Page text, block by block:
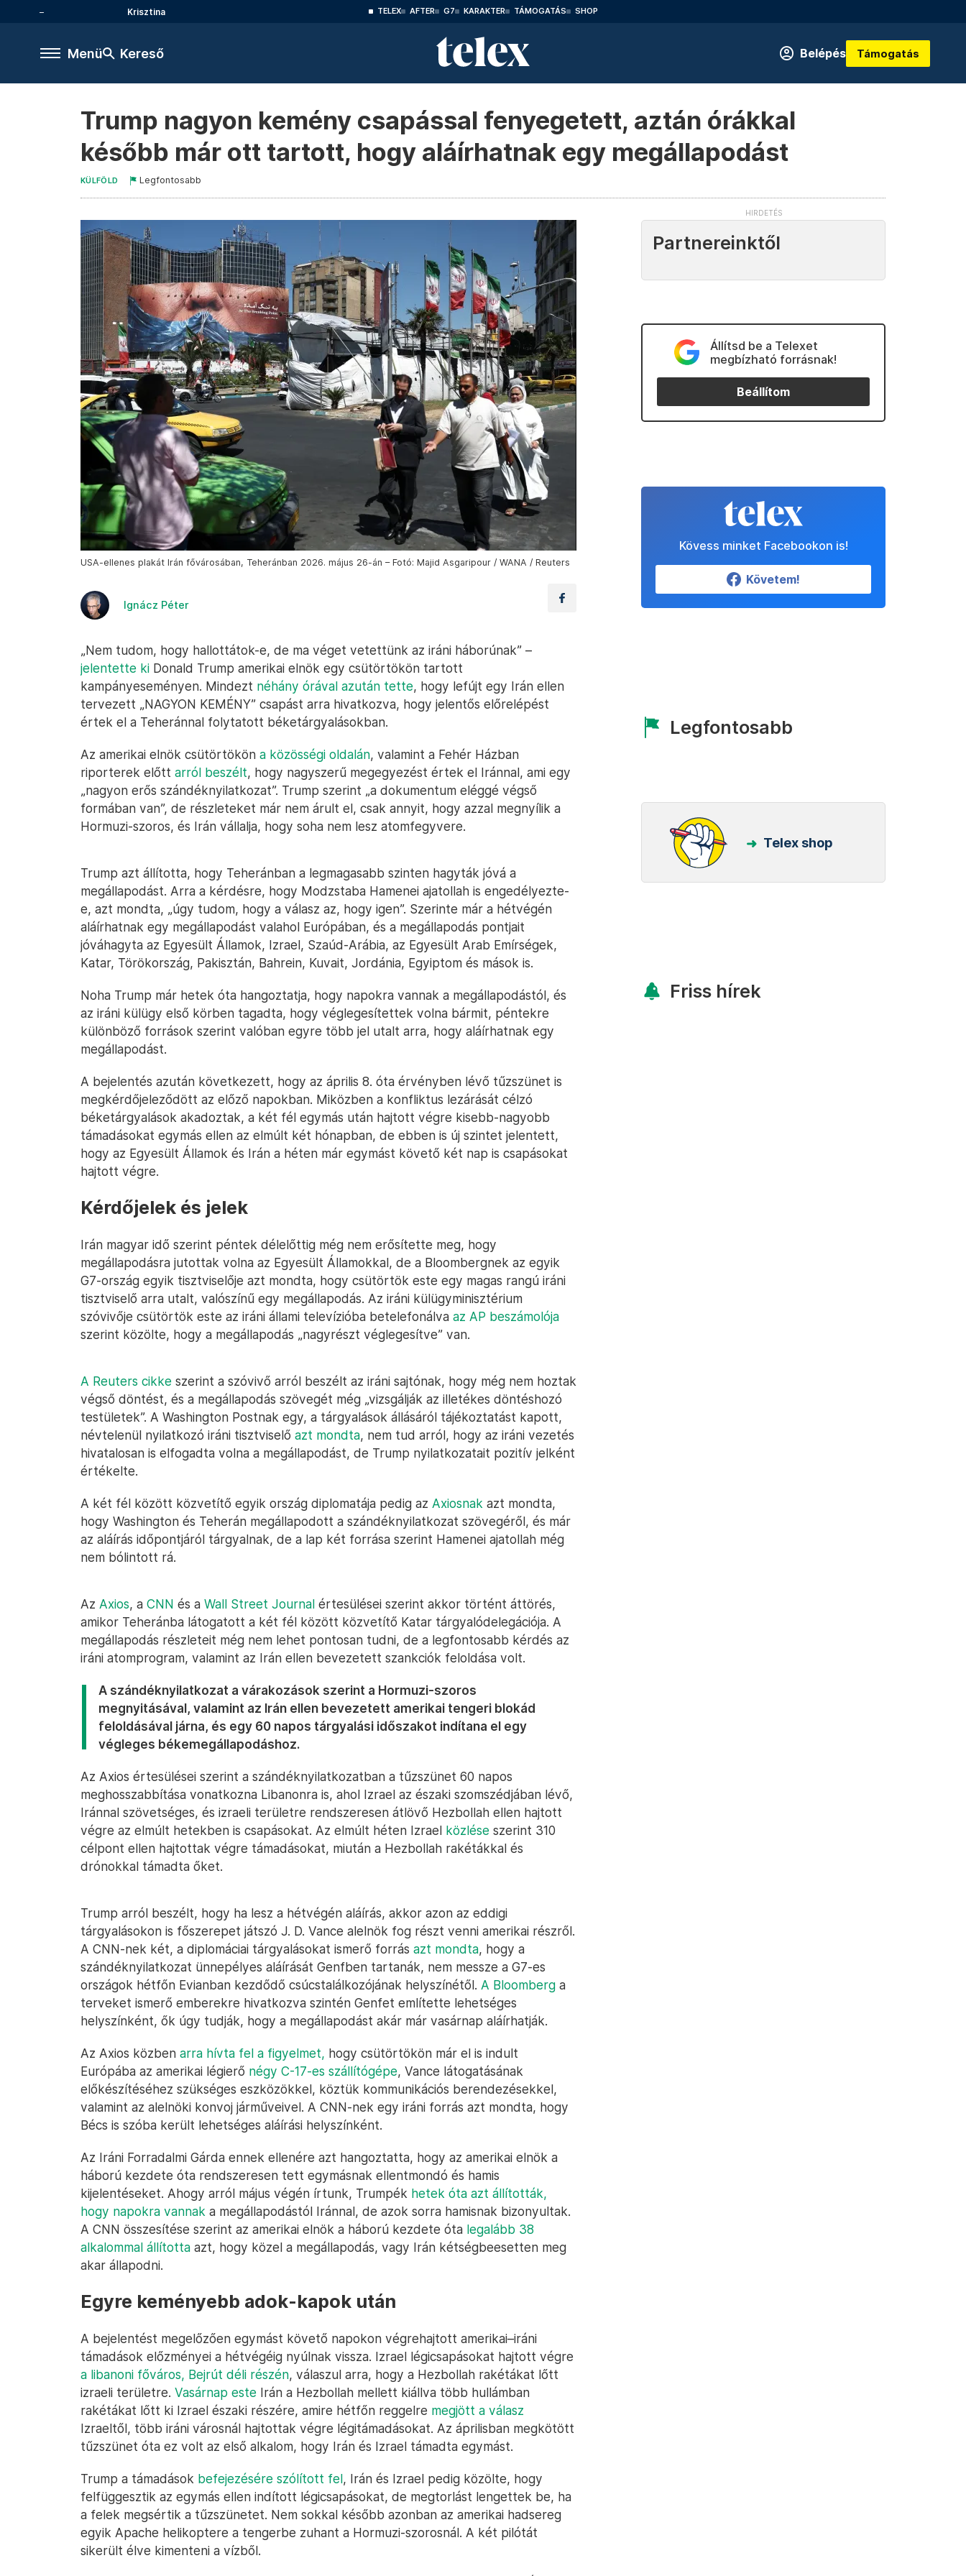
Krisztina TELEX AFTER G7 KARAKTER TÁMOGATÁS SHOP
Menü Kereső Belépés Támogatás
Trump nagyon kemény csapással fenyegetett, aztán órákkal
később már ott tartott, hogy aláírhatnak egy megállapodást
KÜLFÖLD Legfontosabb
USA-ellenes plakát Irán fővárosában, Teheránban 2026. május 26-án – Fotó: Majid Asgaripour / WANA / Reuters
Ignácz Péter
„Nem tudom, hogy hallottátok-e, de ma véget vetettünk az iráni háborúnak” –
jelentette ki Donald Trump amerikai elnök egy csütörtökön tartott
kampányeseményen. Mindezt néhány órával azután tette, hogy lefújt egy Irán ellen
tervezett „NAGYON KEMÉNY” csapást arra hivatkozva, hogy jelentős előrelépést
értek el a Teheránnal folytatott béketárgyalásokban.
Az amerikai elnök csütörtökön a közösségi oldalán, valamint a Fehér Házban
riporterek előtt arról beszélt, hogy nagyszerű megegyezést értek el Iránnal, ami egy
„nagyon erős szándéknyilatkozat”. Trump szerint „a dokumentum eléggé végső
formában van”, de részleteket már nem árult el, csak annyit, hogy azzal megnyílik a
Hormuzi-szoros, és Irán vállalja, hogy soha nem lesz atomfegyvere.
Trump azt állította, hogy Teheránban a legmagasabb szinten hagyták jóvá a
megállapodást. Arra a kérdésre, hogy Modzstaba Hamenei ajatollah is engedélyezte-
e, azt mondta, „úgy tudom, hogy a válasz az, hogy igen”. Szerinte már a hétvégén
aláírhatnak egy megállapodást valahol Európában, és a megállapodás pontjait
jóváhagyta az Egyesült Államok, Izrael, Szaúd-Arábia, az Egyesült Arab Emírségek,
Katar, Törökország, Pakisztán, Bahrein, Kuvait, Jordánia, Egyiptom és mások is.
Noha Trump már hetek óta hangoztatja, hogy napokra vannak a megállapodástól, és
az iráni külügy első körben tagadta, hogy véglegesítettek volna bármit, péntekre
különböző források szerint valóban egyre több jel utalt arra, hogy aláírhatnak egy
megállapodást.
A bejelentés azután következett, hogy az április 8. óta érvényben lévő tűzszünet is
megkérdőjeleződött az előző napokban. Miközben a konfliktus lezárását célzó
béketárgyalások akadoztak, a két fél egymás után hajtott végre kisebb-nagyobb
támadásokat egymás ellen az elmúlt két hónapban, de ebben is új szintet jelentett,
hogy az Egyesült Államok és Irán a héten már egymást követő két nap is csapásokat
hajtott végre.
Kérdőjelek és jelek
Irán magyar idő szerint péntek délelőttig még nem erősítette meg, hogy
megállapodásra jutottak volna az Egyesült Államokkal, de a Bloombergnek az egyik
G7-ország egyik tisztviselője azt mondta, hogy csütörtök este egy magas rangú iráni
tisztviselő arra utalt, valószínű egy megállapodás. Az iráni külügyminisztérium
szóvivője csütörtök este az iráni állami televízióba betelefonálva az AP beszámolója
szerint közölte, hogy a megállapodás „nagyrészt véglegesítve” van.
A Reuters cikke szerint a szóvivő arról beszélt az iráni sajtónak, hogy még nem hoztak
végső döntést, és a megállapodás szövegét még „vizsgálják az illetékes döntéshozó
testületek”. A Washington Postnak egy, a tárgyalások állásáról tájékoztatást kapott,
névtelenül nyilatkozó iráni tisztviselő azt mondta, nem tud arról, hogy az iráni vezetés
hivatalosan is elfogadta volna a megállapodást, de Trump nyilatkozatait pozitív jelként
értékelte.
A két fél között közvetítő egyik ország diplomatája pedig az Axiosnak azt mondta,
hogy Washington és Teherán megállapodott a szándéknyilatkozat szövegéről, és már
az aláírás időpontjáról tárgyalnak, de a lap két forrása szerint Hamenei ajatollah még
nem bólintott rá.
Az Axios, a CNN és a Wall Street Journal értesülései szerint akkor történt áttörés,
amikor Teheránba látogatott a két fél között közvetítő Katar tárgyalódelegációja. A
megállapodás részleteit még nem lehet pontosan tudni, de a legfontosabb kérdés az
iráni atomprogram, valamint az Irán ellen bevezetett szankciók feloldása volt.
A szándéknyilatkozat a várakozások szerint a Hormuzi-szoros
megnyitásával, valamint az Irán ellen bevezetett amerikai tengeri blokád
feloldásával járna, és egy 60 napos tárgyalási időszakot indítana el egy
végleges békemegállapodáshoz.
Az Axios értesülései szerint a szándéknyilatkozatban a tűzszünet 60 napos
meghosszabbítása vonatkozna Libanonra is, ahol Izrael az északi szomszédjában lévő,
Iránnal szövetséges, és izraeli területre rendszeresen átlövő Hezbollah ellen hajtott
végre az elmúlt hetekben is csapásokat. Az elmúlt héten Izrael közlése szerint 310
célpont ellen hajtottak végre támadásokat, miután a Hezbollah rakétákkal és
drónokkal támadta őket.
Trump arról beszélt, hogy ha lesz a hétvégén aláírás, akkor azon az eddigi
tárgyalásokon is főszerepet játszó J. D. Vance alelnök fog részt venni amerikai részről.
A CNN-nek két, a diplomáciai tárgyalásokat ismerő forrás azt mondta, hogy a
szándéknyilatkozat ünnepélyes aláírását Genfben tartanák, nem messze a G7-es
országok hétfőn Evianban kezdődő csúcstalálkozójának helyszínétől. A Bloomberg a
terveket ismerő emberekre hivatkozva szintén Genfet említette lehetséges
helyszínként, ők úgy tudják, hogy a megállapodást akár már vasárnap aláírhatják.
Az Axios közben arra hívta fel a figyelmet, hogy csütörtökön már el is indult
Európába az amerikai légierő négy C-17-es szállítógépe, Vance látogatásának
előkészítéséhez szükséges eszközökkel, köztük kommunikációs berendezésekkel,
valamint az alelnöki konvoj járműveivel. A CNN-nek egy iráni forrás azt mondta, hogy
Bécs is szóba került lehetséges aláírási helyszínként.
Az Iráni Forradalmi Gárda ennek ellenére azt hangoztatta, hogy az amerikai elnök a
háború kezdete óta rendszeresen tett egymásnak ellentmondó és hamis
kijelentéseket. Ahogy arról május végén írtunk, Trumpék hetek óta azt állították,
hogy napokra vannak a megállapodástól Iránnal, de azok sorra hamisnak bizonyultak.
A CNN összesítése szerint az amerikai elnök a háború kezdete óta legalább 38
alkalommal állította azt, hogy közel a megállapodás, vagy Irán kétségbeesetten meg
akar állapodni.
Egyre keményebb adok-kapok után
A bejelentést megelőzően egymást követő napokon végrehajtott amerikai–iráni
támadások előzményei a hétvégéig nyúlnak vissza. Izrael légicsapásokat hajtott végre
a libanoni főváros, Bejrút déli részén, válaszul arra, hogy a Hezbollah rakétákat lőtt
izraeli területre. Vasárnap este Irán a Hezbollah mellett kiállva több hullámban
rakétákat lőtt ki Izrael északi részére, amire hétfőn reggelre megjött a válasz
Izraeltől, több iráni városnál hajtottak végre légitámadásokat. Az áprilisban megkötött
tűzszünet óta ez volt az első alkalom, hogy Irán és Izrael támadta egymást.
Trump a támadások befejezésére szólított fel, Irán és Izrael pedig közölte, hogy
felfüggesztik az egymás ellen indított légicsapásokat, de megtorlást lengettek be, ha
a felek megsértik a tűzszünetet. Nem sokkal később azonban az amerikai hadsereg
egyik Apache helikoptere a tengerbe zuhant a Hormuzi-szorosnál. A két pilótát
sikerült élve kimenteni a vízből.
Partnereinktől
Állítsd be a Telexet
megbízható forrásnak!
Beállítom
Kövess minket Facebookon is!
Követem!
Legfontosabb
Telex shop
Friss hírek